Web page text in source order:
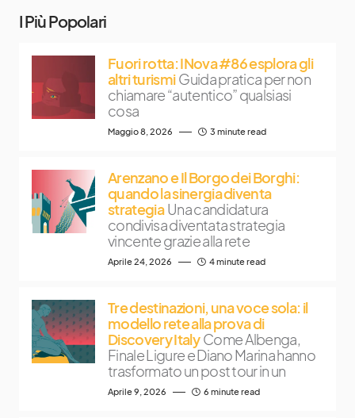
I Più Popolari
Fuori rotta: INova #86 esplora gli
altri turismi Guida pratica per non
chiamare “autentico” qualsiasi
cosa
Maggio 8, 2026 3 minute read
Arenzano e Il Borgo dei Borghi:
quando la sinergia diventa
strategia Una candidatura
condivisa diventata strategia
vincente grazie alla rete
Aprile 24, 2026 4 minute read
Tre destinazioni, una voce sola: il
modello rete alla prova di
Discovery Italy Come Albenga,
Finale Ligure e Diano Marina hanno
trasformato un post tour in un
Aprile 9, 2026 6 minute read